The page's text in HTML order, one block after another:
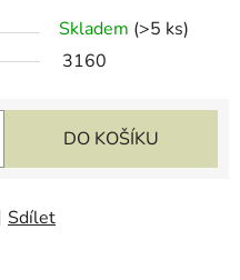
Skladem (>5 ks)
3160
DO KOŠÍKU
Sdílet